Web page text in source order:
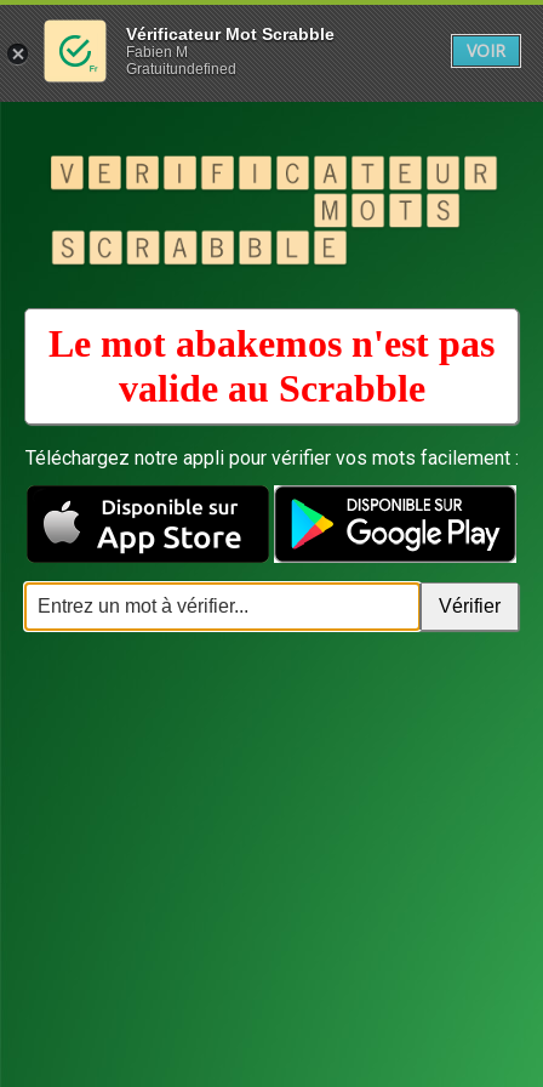
Le mot abakemos n'est pas
valide au Scrabble
Téléchargez notre appli pour vérifier vos mots facilement :
Vérificateur Mot Scrabble
Fabien M
Gratuitundefined
VOIR